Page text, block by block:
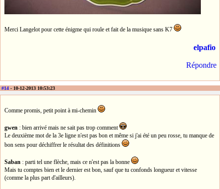
Merci Langelot pour cette énigme qui roule et fait de la musique sans K7
elpafio
Répondre
#14 - 10-12-2013 10:53:23
Comme promis, petit point à mi-chemin
gwen : bien arrivé mais ne sait pas trop comment
Le deuxième mot de la 3e ligne n'est pas bon et même si j'ai été un peu rosse, tu manque de
bon sens pour déchiffrer le résultat des définitions
Saban : parti tel une flèche, mais ce n'est pas la bonne
Mais tu comptes bien et le dernier est bon, sauf que tu confonds longueur et vitesse
(comme la plus part d'ailleurs).